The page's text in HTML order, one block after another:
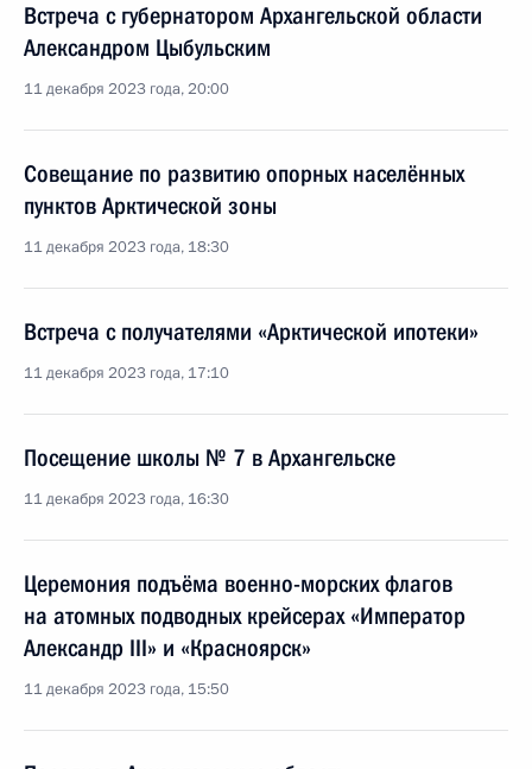
Встреча с губернатором Архангельской области
Александром Цыбульским
11 декабря 2023 года, 20:00
Совещание по развитию опорных населённых
пунктов Арктической зоны
11 декабря 2023 года, 18:30
Встреча с получателями «Арктической ипотеки»
11 декабря 2023 года, 17:10
Посещение школы № 7 в Архангельске
11 декабря 2023 года, 16:30
Церемония подъёма военно-морских флагов
на атомных подводных крейсерах «Император
Александр III» и «Красноярск»
11 декабря 2023 года, 15:50